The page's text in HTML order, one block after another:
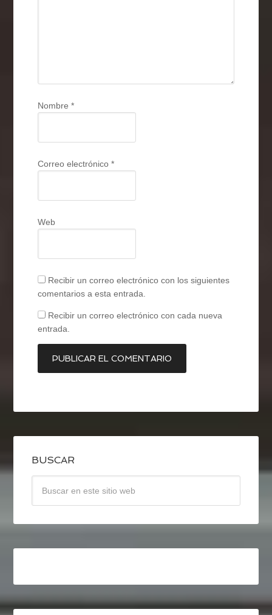
Nombre*
Correo electrónico*
Web
Recibir un correo electrónico con los siguientes
comentarios a esta entrada.
Recibir un correo electrónico con cada nueva
entrada.
BUSCAR